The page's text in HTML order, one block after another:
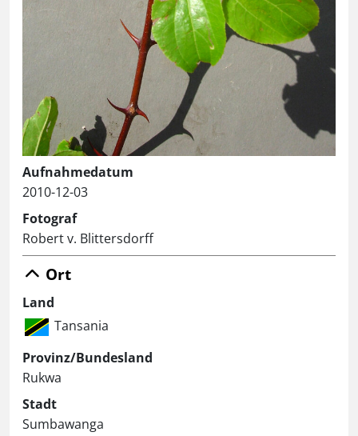
Aufnahmedatum
2010-12-03
Fotograf
Robert v. Blittersdorff
Ort
Land
Tansania
Provinz/Bundesland
Rukwa
Stadt
Sumbawanga